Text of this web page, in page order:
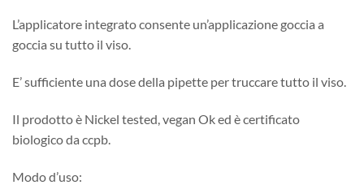
L’applicatore integrato consente un’applicazione goccia a
goccia su tutto il viso.
E’ sufficiente una dose della pipette per truccare tutto il viso.
Il prodotto è Nickel tested, vegan Ok ed è certificato
biologico da ccpb.
Modo d’uso: